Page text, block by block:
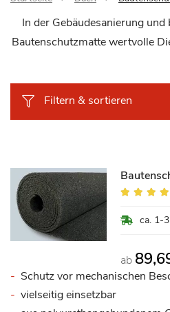
In der Gebäudesanierung
Bautenschutzmatte wertvolle
Filtern & sortieren
ca. 1-
ab
Schutz vor mechanischen
vielseitig einsetzbar